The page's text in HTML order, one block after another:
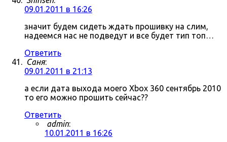
09.01.2011 в 16:26
значит будем сидеть ждать прошивку на слим,
надеемся нас не подведут и все будет тип топ…
Ответить
Саня:
09.01.2011 в 21:13
а если дата выхода моего Xbox 360 сентябрь 2010
то его можно прошить сейчас??
Ответить
admin:
10.01.2011 в 16:26